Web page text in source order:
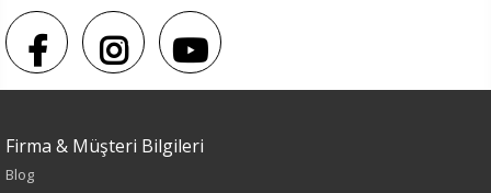
Sezon : YAZLIK
Firma & Müşteri Bilgileri
Blog